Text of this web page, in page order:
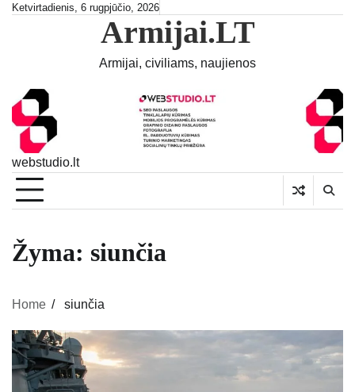
SkipKetvirtadienis, 6 rugpjūčio, 2026
Armijai.LT
Armijai, civiliams, naujienos
webstudio.lt
Žyma: siunčia
Home siunčia